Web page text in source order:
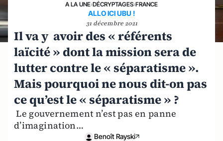
A LA UNE›DÉCRYPTAGES›FRANCE
ALLO ICI UBU !
31 décembre 2021
Il va y avoir des « référents
laïcité » dont la mission sera de
lutter contre le « séparatisme ».
Mais pourquoi ne nous dit-on pas
ce qu’est le « séparatisme » ?
Le gouvernement n’est pas en panne
d’imagination…
Benoît Rayski